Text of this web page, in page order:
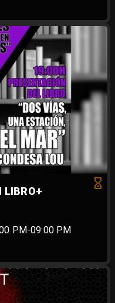
LIBRO+
PM-09:00 PM